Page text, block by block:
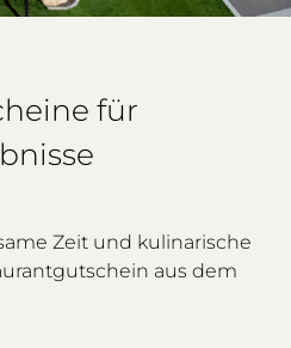
für
Zeit und kulinarische
aus dem